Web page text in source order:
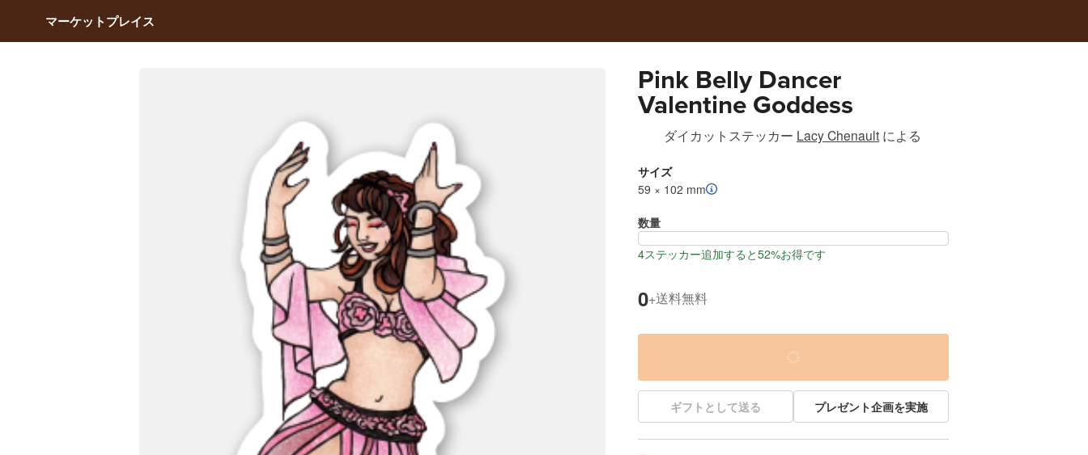
マーケットプレイス
Pink Belly Dancer
Valentine Goddess
ダイカットステッカー Lacy Chenault による
サイズ
59 × 102 mm
数量
4ステッカー追加すると52%お得です
0+送料無料
ギフトとして送る プレゼント企画を実施